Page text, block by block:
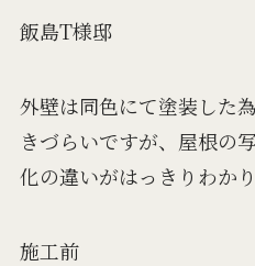
飯島T様邸
外壁は同色にて塗装した
きづらいですが、屋根の
化の違いがはっきりわかり
施工前